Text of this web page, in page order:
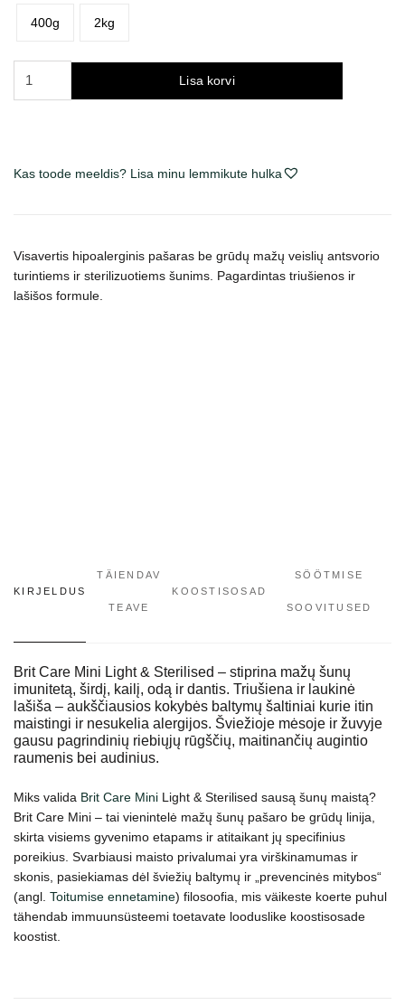
400g 2kg
Sterilised
Lisa korvi
Kas toode meeldis? Lisa minu lemmikute hulka
Visavertis hipoalerginis pašaras be grūdų mažų veislių antsvorio
turintiems ir sterilizuotiems šunims. Pagardintas triušienos ir
lašišos formule.
KIRJELDUS
TÄIENDAV
TEAVE
KOOSTISOSAD
SÖÖTMISE
SOOVITUSED
Brit Care Mini Light & Sterilised – stiprina mažų šunų
imunitetą, širdį, kailį, odą ir dantis. Triušiena ir laukinė
lašiša – aukščiausios kokybės baltymų šaltiniai kurie itin
maistingi ir nesukelia alergijos. Šviežioje mėsoje ir žuvyje
gausu pagrindinių riebiųjų rūgščių, maitinančių augintio
raumenis bei audinius.
Miks valida Brit Care Mini Light & Sterilised sausą šunų maistą?
Brit Care Mini – tai vienintelė mažų šunų pašaro be grūdų linija,
skirta visiems gyvenimo etapams ir atitaikant jų specifinius
poreikius. Svarbiausi maisto privalumai yra virškinamumas ir
skonis, pasiekiamas dėl šviežių baltymų ir „prevencinės mitybos“
(angl. Toitumise ennetamine) filosoofia, mis väikeste koerte puhul
tähendab immuunsüsteemi toetavate looduslike koostisosade
koostist.